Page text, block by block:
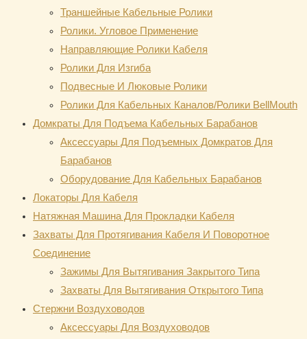
поиска.
Траншейные Кабельные Ролики
Ролики. Угловое Применение
Направляющие Ролики Кабеля
Ролики Для Изгиба
Подвесные И Люковые Ролики
Ролики Для Кабельных Каналов/Ролики BellMouth
Домкраты Для Подъема Кабельных Барабанов
Аксессуары Для Подъемных Домкратов Для
Барабанов
Оборудование Для Кабельных Барабанов
Локаторы Для Кабеля
Натяжная Mашина Для Прокладки Кабеля
Захваты Для Протягивания Кабеля И Поворотное
Соединение
Зажимы Для Вытягивания Закрытого Типа
Захваты Для Вытягивания Открытого Типа
Стержни Воздуховодов
Аксессуары Для Воздуховодов